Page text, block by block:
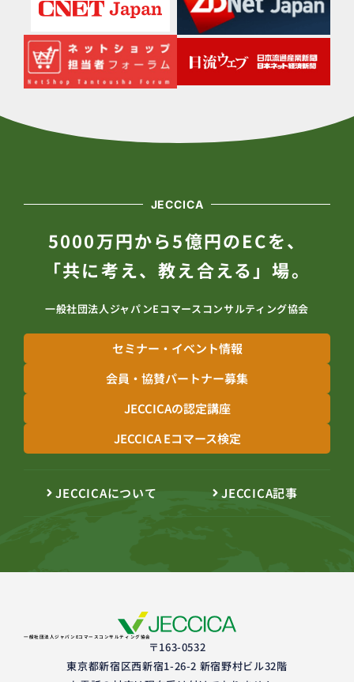
JECCICA
5000万円から5億円のECを、
「共に考え、教え合える」場。
一般社団法人ジャパンEコマースコンサルティング協会
セミナー・イベント情報
会員・協賛パートナー募集
JECCICAの認定講座
JECCICA Eコマース検定
JECCICAについて JECCICA記事
一般社団法人ジャパンEコマースコンサルティング協会
〒163-0532
東京都新宿区西新宿1-26-2 新宿野村ビル32階